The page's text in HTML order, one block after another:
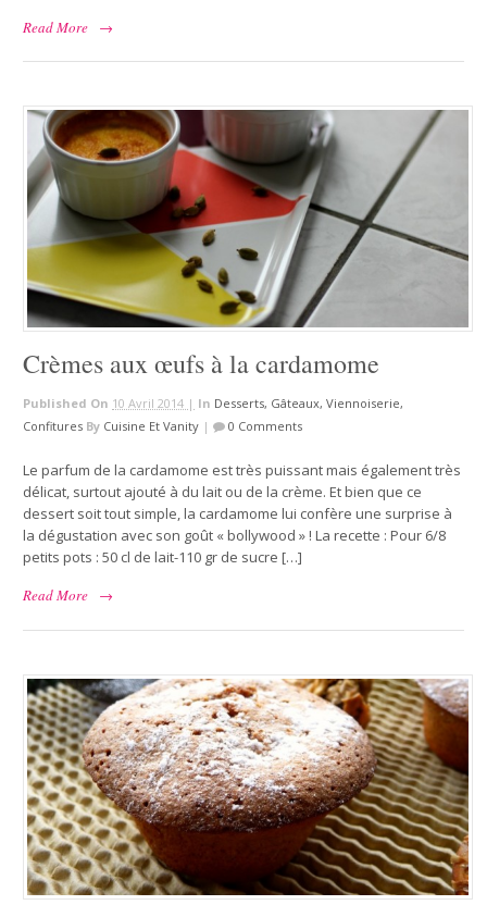
Read More
→
Crèmes aux œufs à la cardamome
Published On 10 Avril 2014 | In Desserts, Gâteaux, Viennoiserie,
Confitures By Cuisine Et Vanity | 0 Comments
Le parfum de la cardamome est très puissant mais également très
délicat, surtout ajouté à du lait ou de la crème. Et bien que ce
dessert soit tout simple, la cardamome lui confère une surprise à
la dégustation avec son goût « bollywood » ! La recette : Pour 6/8
petits pots : 50 cl de lait-110 gr de sucre […]
Read More
→